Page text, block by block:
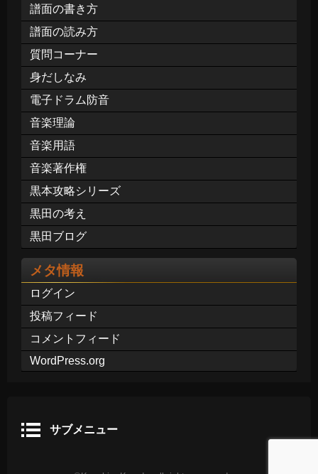
譜面の書き方
譜面の読み方
質問コーナー
身だしなみ
電子ドラム防音
音楽理論
音楽用語
音楽著作権
黒本攻略シリーズ
黒田の考え
黒田ブログ
メタ情報
ログイン
投稿フィード
コメントフィード
WordPress.org
サブメニュー